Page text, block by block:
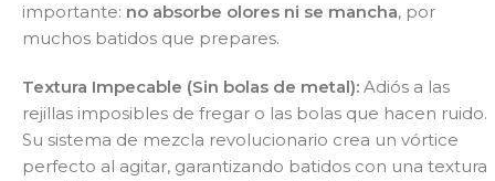
importante: no absorbe olores ni se mancha, por
muchos batidos que prepares.
Textura Impecable (Sin bolas de metal): Adiós a las
rejillas imposibles de fregar o las bolas que hacen ruido.
Su sistema de mezcla revolucionario crea un vórtice
perfecto al agitar, garantizando batidos con una textura